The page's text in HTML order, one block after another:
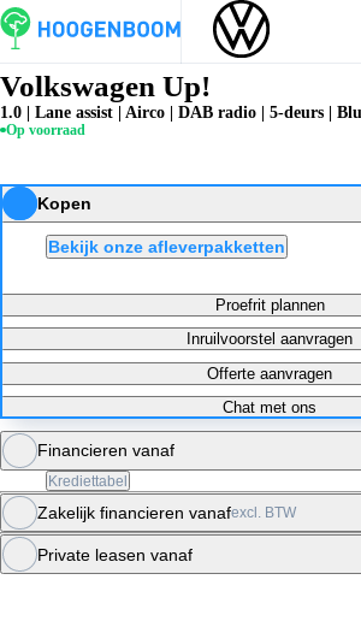
Volkswagen Up!
1.0 | Lane assist | Airco | DAB radio | 5-deurs |
Op voorraad
Kopen
Bekijk onze afleverpakketten
Proefrit plannen
Inruilvoorstel aanvragen
Offerte aanvragen
Chat met ons
Financieren vanaf
Krediettabel
Maandbedrag berekenen
Zakelijk financieren vanafexcl. BTW
Maandbedrag berekenen
Private leasen vanaf
Specificaties